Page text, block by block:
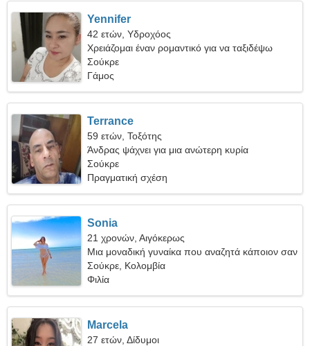
Yennifer
42 ετών, Υδροχόος
Χρειάζομαι έναν ρομαντικό για να ταξιδέψω
Σούκρε
Γάμος
Terrance
59 ετών, Τοξότης
Άνδρας ψάχνει για μια ανώτερη κυρία
Σούκρε
Πραγματική σχέση
Sonia
21 χρονών, Αιγόκερως
Μια μοναδική γυναίκα που αναζητά κάποιον σαν
εσάς
Σούκρε, Κολομβία
Φιλία
Marcela
27 ετών, Δίδυμοι